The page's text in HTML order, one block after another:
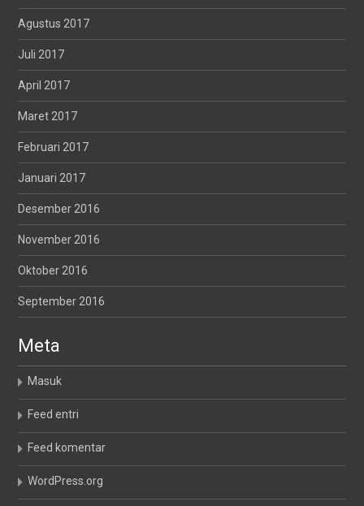
Agustus 2017
Juli 2017
April 2017
Maret 2017
Februari 2017
Januari 2017
Desember 2016
November 2016
Oktober 2016
September 2016
Meta
Masuk
Feed entri
Feed komentar
WordPress.org